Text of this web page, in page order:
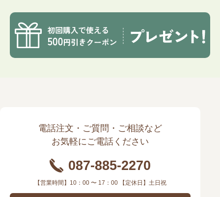
電話注文・ご質問・ご相談など
お気軽にご電話ください
087-885-2270
【営業時間】10：00 〜 17：00 【定休日】土日祝